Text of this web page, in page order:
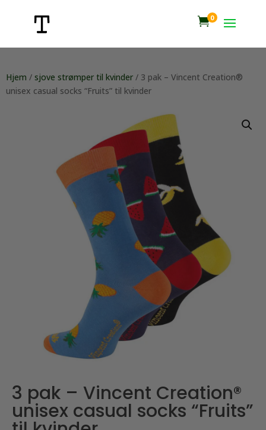
0
Hjem / sjove strømper til kvinder / 3 pak – Vincent Creation®
unisex casual socks “Fruits” til kvinder
3 pak – Vincent Creation®
unisex casual socks “Fruits”